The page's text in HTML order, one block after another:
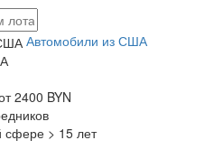
Автомобили из США
2400 BYN
сфере > 15 лет